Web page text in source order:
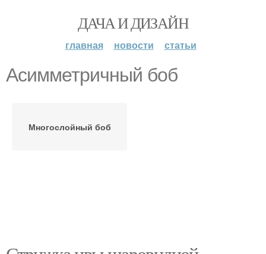
ДАЧА И ДИЗАЙН
главная новости статьи
Асимметричный боб
Многослойный боб